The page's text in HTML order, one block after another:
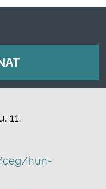
11.
ceg/hun-